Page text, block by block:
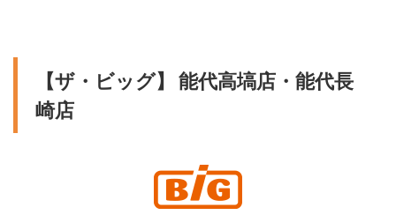
【ザ・ビッグ】 能代高塙店・能代長
崎店